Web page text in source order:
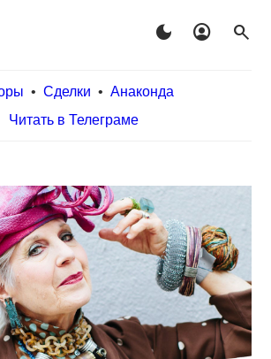
dark_mode account_circle search
• Сделки • Анаконда
Читать в Телеграме